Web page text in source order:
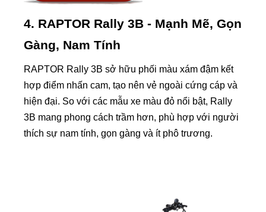
4. RAPTOR Rally 3B - Mạnh Mẽ, Gọn
Gàng, Nam Tính
RAPTOR Rally 3B sở hữu phối màu xám đậm kết
hợp điểm nhấn cam, tạo nên vẻ ngoài cứng cáp và
hiện đại. So với các mẫu xe màu đỏ nổi bật, Rally
3B mang phong cách trầm hơn, phù hợp với người
thích sự nam tính, gọn gàng và ít phô trương.